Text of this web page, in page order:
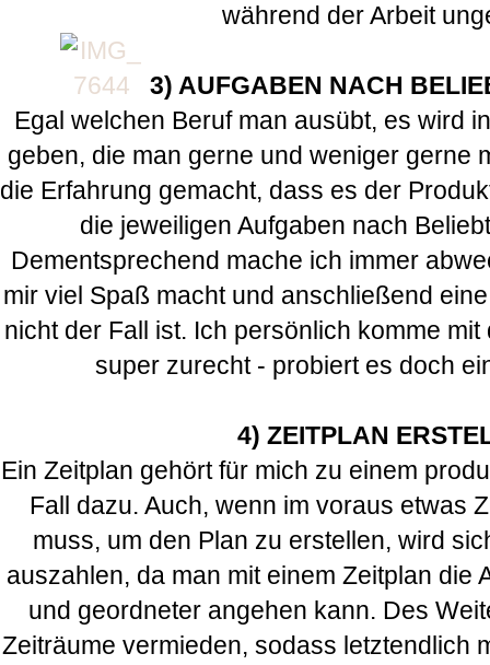
während der Arbeit
3) AUFGABEN NACH
Egal welchen Beruf man ausübt, es wird
geben, die man gerne und weniger gerne
die Erfahrung gemacht, dass es der
die jeweiligen Aufgaben nach
Dementsprechend mache ich immer
mir viel Spaß macht und anschließend
nicht der Fall ist. Ich persönlich komme
super zurecht - probiert es doch
4) ZEITPLAN
Ein Zeitplan gehört für mich zu einem
Fall dazu. Auch, wenn im voraus etwas
muss, um den Plan zu erstellen, wird
auszahlen, da man mit einem Zeitplan die
und geordneter angehen kann. Des
Zeiträume vermieden, sodass letztendlich